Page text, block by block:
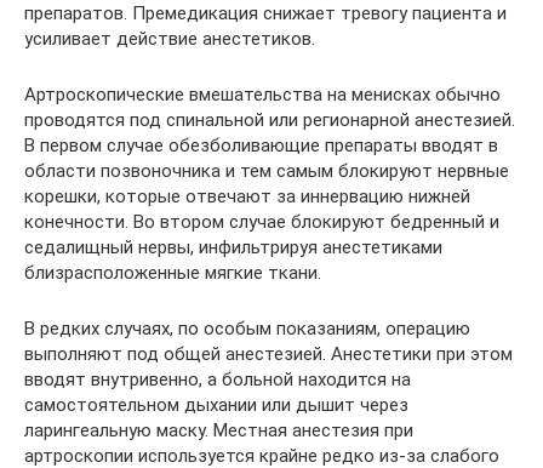
препаратов. Премедикация снижает тревогу пациента и
усиливает действие анестетиков.
Артроскопические вмешательства на менисках обычно
проводятся под спинальной или регионарной анестезией.
В первом случае обезболивающие препараты вводят в
области позвоночника и тем самым блокируют нервные
корешки, которые отвечают за иннервацию нижней
конечности. Во втором случае блокируют бедренный и
седалищный нервы, инфильтрируя анестетиками
близрасположенные мягкие ткани.
В редких случаях, по особым показаниям, операцию
выполняют под общей анестезией. Анестетики при этом
вводят внутривенно, а больной находится на
самостоятельном дыхании или дышит через
ларингеальную маску. Местная анестезия при
артроскопии используется крайне редко из-за слабого